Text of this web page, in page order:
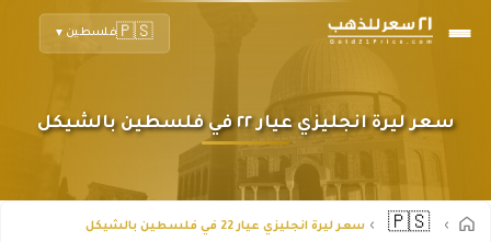
🇵🇸فلسطين ▼
سعر ليرة انجليزي عيار ٢٢ في فلسطين بالشيكل
🇵🇸 سعر ليرة انجليزي عيار 22 في فلسطين بالشيكل